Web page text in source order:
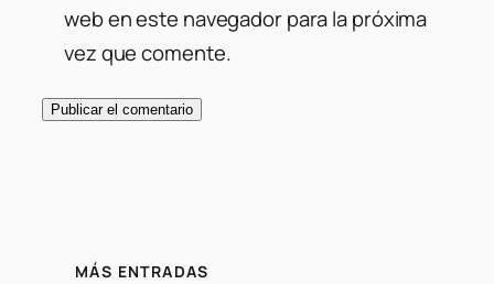
web en este navegador para la próxima
vez que comente.
MÁS ENTRADAS